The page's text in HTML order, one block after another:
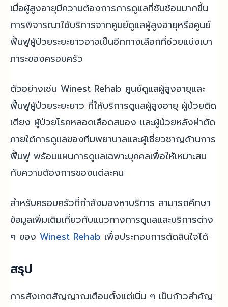
เมื่อผู้สูงอายุมีความต้องการการดูแลที่ซับซ้อนมากขึ้น
การพิจารณาใช้บริการจากศูนย์ดูแลผู้สูงอายุหรือศูนย์
ฟื้นฟูผู้ป่วยระยะยาวอาจเป็นอีกทางเลือกที่ช่วยแบ่งเบา
ภาระของครอบครัว
ตัวอย่างเช่น Winest Rehab ศูนย์ดูแลผู้สูงอายุและ
ฟื้นฟูผู้ป่วยระยะยาว ที่ให้บริการดูแลผู้สูงอายุ ผู้ป่วยติด
เตียง ผู้ป่วยโรคหลอดเลือดสมอง และผู้ป่วยหลังผ่าตัด
ภายใต้การดูแลของทีมพยาบาลและผู้เชี่ยวชาญด้านการ
ฟื้นฟู พร้อมแผนการดูแลเฉพาะบุคคลเพื่อให้เหมาะสม
กับความต้องการของแต่ละคน
สำหรับครอบครัวที่กำลังมองหาบริการ สามารถศึกษา
ข้อมูลเพิ่มเติมเกี่ยวกับแนวทางการดูแลและบริการต่าง
ๆ ของ Winest Rehab เพื่อประกอบการตัดสินใจได้
สรุป
การสังเกตสัญญาณเตือนตั้งแต่เนิ่น ๆ เป็นก้าวสำคัญ